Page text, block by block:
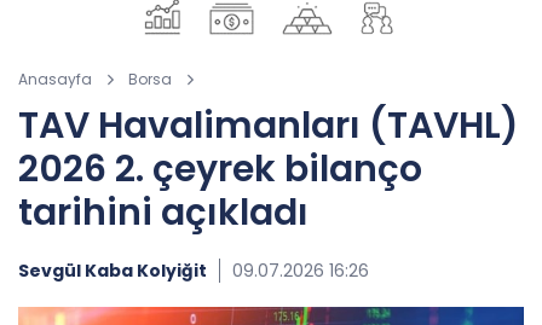
Anasayfa Borsa
TAV Havalimanları (TAVHL)
2026 2. çeyrek bilanço
tarihini açıkladı
Sevgül Kaba Kolyiğit 09.07.2026 16:26